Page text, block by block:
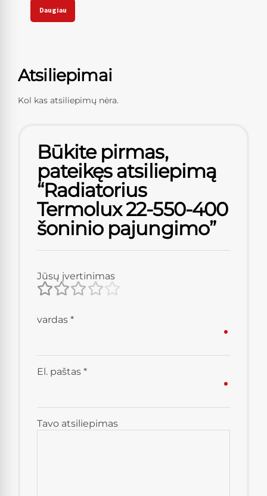
Daugiau
Atsiliepimai
Kol kas atsiliepimų nėra.
Būkite pirmas,
pateikęs atsiliepimą
“Radiatorius
Termolux 22-550-400
šoninio pajungimo”
Jūsų įvertinimas
Tavo atsiliepimas
vardas *
El. paštas *